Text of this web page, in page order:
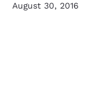
August 30, 2016